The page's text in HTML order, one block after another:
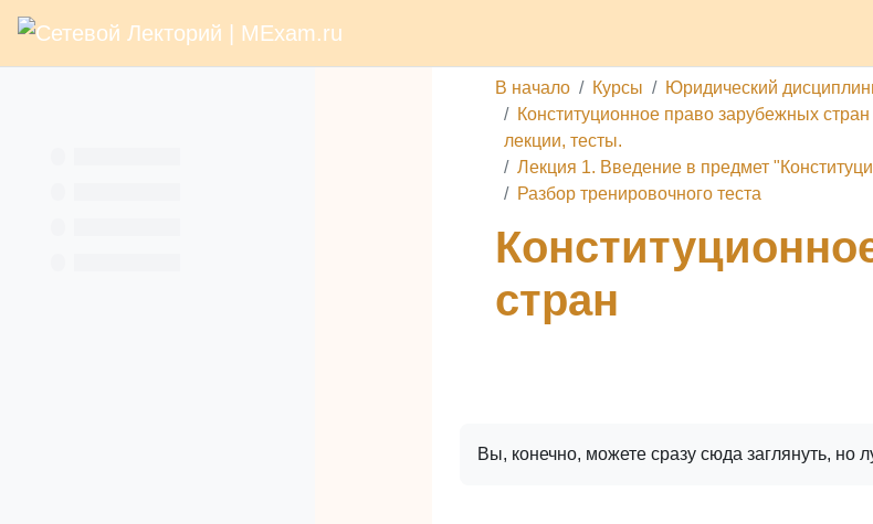
В начало Курсы
Юридический
Конституционное право зарубежных
лекции, тесты.
Лекция 1. Введение в предмет
Разбор тренировочного теста
стран
Вы, конечно, можете сразу сюда заглянуть, но